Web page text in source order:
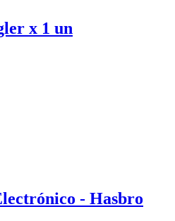
x 1 un
- Hasbro